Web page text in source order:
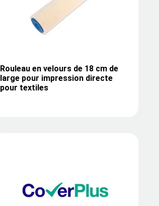
Rouleau en velours de 18 cm de
large pour impression directe
pour textiles